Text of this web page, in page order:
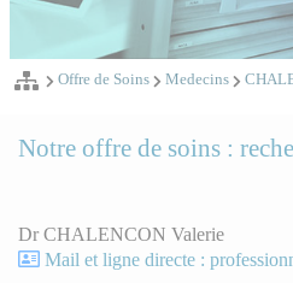
Offre de Soins Medecins
Notre offre de soins :
Dr CHALENCON Valerie
Mail et ligne directe :